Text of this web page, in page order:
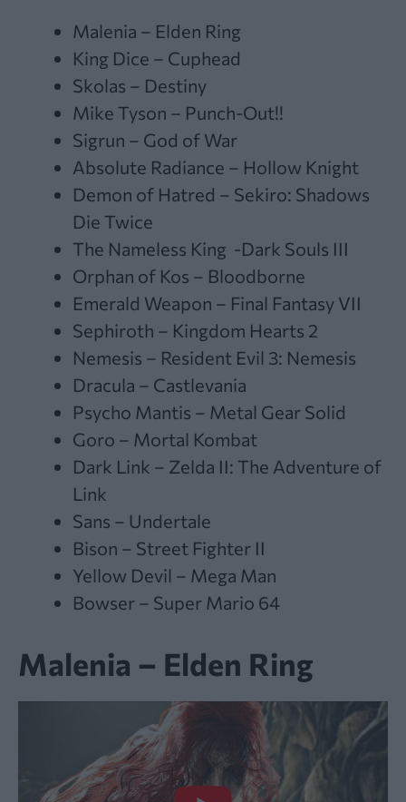
Malenia – Elden Ring
King Dice – Cuphead
Skolas – Destiny
Mike Tyson – Punch-Out!!
Sigrun – God of War
Absolute Radiance – Hollow Knight
Demon of Hatred – Sekiro: Shadows
Die Twice
The Nameless King -Dark Souls III
Orphan of Kos – Bloodborne
Emerald Weapon – Final Fantasy VII
Sephiroth – Kingdom Hearts 2
Nemesis – Resident Evil 3: Nemesis
Dracula – Castlevania
Psycho Mantis – Metal Gear Solid
Goro – Mortal Kombat
Dark Link – Zelda II: The Adventure of
Link
Sans – Undertale
Bison – Street Fighter II
Yellow Devil – Mega Man
Bowser – Super Mario 64
Malenia – Elden Ring